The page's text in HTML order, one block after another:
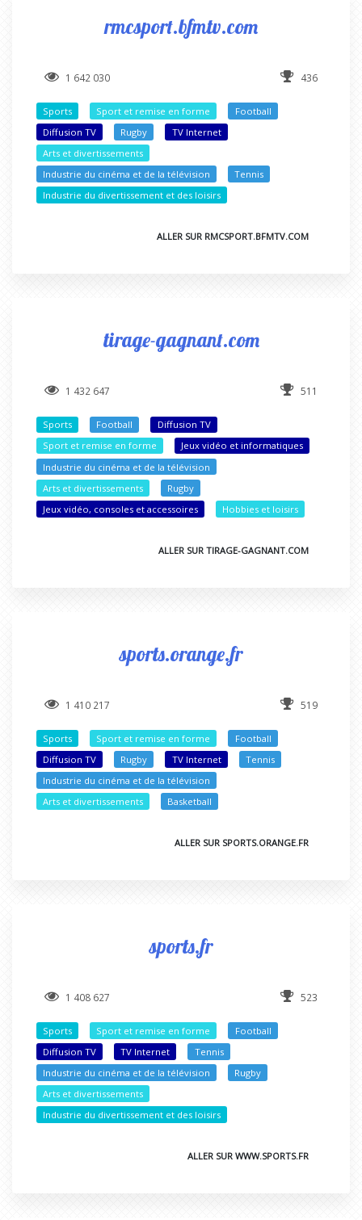
rmcsport.bfmtv.com
1 642 030 436
Sports Sport et remise en forme
Football
Diffusion TV
Rugby
TV Internet
Arts et divertissements
Industrie du cinéma et de la télévision
Tennis
Industrie du divertissement et des loisirs
ALLER SUR RMCSPORT.BFMTV.COM
tirage-gagnant.com
1 432 647 511
Sports Football
Diffusion TV
Sport et remise en forme
Jeux vidéo et informatiques
Industrie du cinéma et de la télévision
Arts et divertissements
Rugby
Jeux vidéo, consoles et accessoires
Hobbies et loisirs
ALLER SUR TIRAGE-GAGNANT.COM
sports.orange.fr
1 410 217 519
Sports Sport et remise en forme
Football
Diffusion TV
Rugby TV Internet
Tennis
Industrie du cinéma et de la télévision
Arts et divertissements
Basketball
ALLER SUR SPORTS.ORANGE.FR
sports.fr
1 408 627 523
Sports Sport et remise en forme
Football
Diffusion TV
TV Internet
Tennis
Industrie du cinéma et de la télévision
Rugby
Arts et divertissements
Industrie du divertissement et des loisirs
ALLER SUR WWW.SPORTS.FR